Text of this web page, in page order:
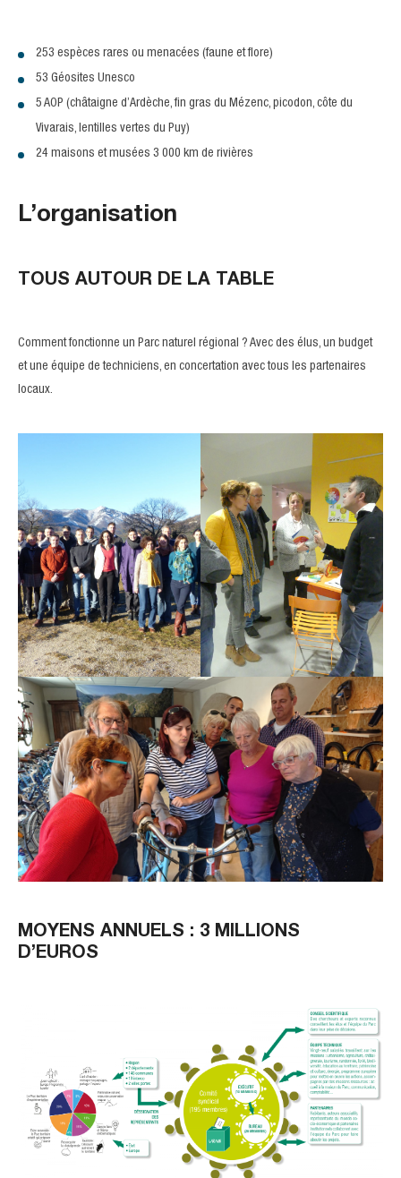
253 espèces rares ou menacées (faune et flore)
53 Géosites Unesco
5 AOP (châtaigne d’Ardèche, fin gras du Mézenc, picodon, côte du
Vivarais, lentilles vertes du Puy)
24 maisons et musées 3 000 km de rivières
L’organisation
TOUS AUTOUR DE LA TABLE
Comment fonctionne un Parc naturel régional ? Avec des élus, un budget
et une équipe de techniciens, en concertation avec tous les partenaires
locaux.
MOYENS ANNUELS : 3 MILLIONS
D’EUROS